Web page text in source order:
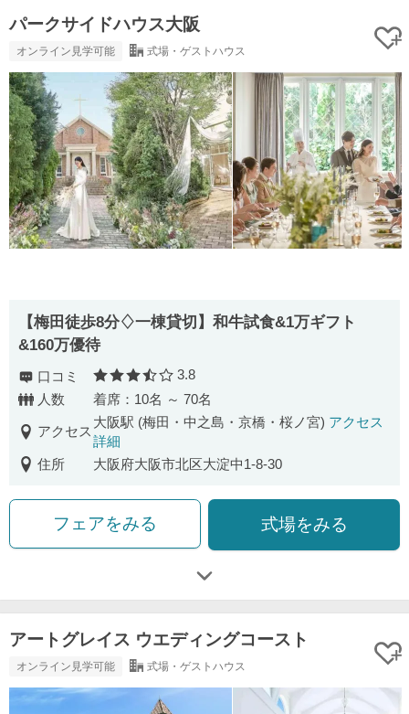
パークサイドハウス大阪
オンライン見学可能 式場・ゲストハウス
【梅田徒歩8分♢一棟貸切】和牛試食&1万ギフト
&160万優待
口コミ 口コミ評価
3.8
人数
着席：10名 ～ 70名
アクセス
大阪駅 (梅田・中之島・京橋・桜ノ宮) アクセス
詳細
住所
大阪府大阪市北区大淀中1-8-30
フェアをみる 式場をみる
アートグレイス ウエディングコースト
オンライン見学可能 式場・ゲストハウス